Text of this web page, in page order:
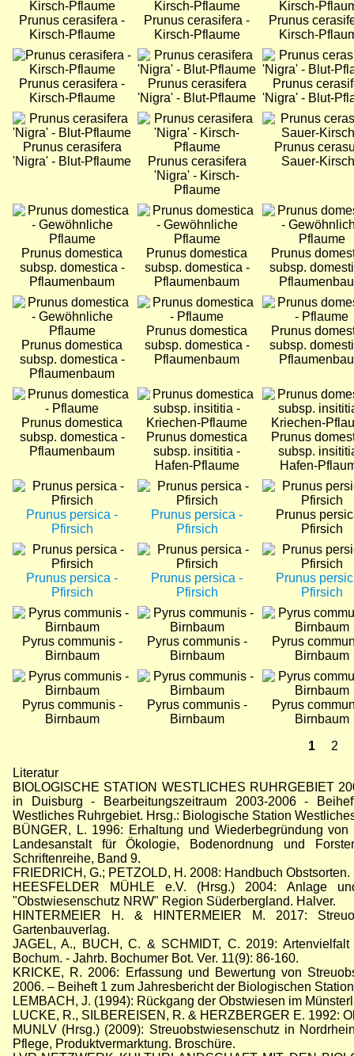
Prunus cerasifera -
Kirsch-Pflaume
Prunus cerasifera -
Kirsch-Pflaume
Prunus
Kirsch-
Bild
Prunus cerasifera -
Kirsch-Pflaume
Bild
Prunus cerasifera
'Nigra' - Blut-Pflaume
Bild
Prunus
'Nigra' - Blut-
Bild
Prunus cerasifera
'Nigra' - Blut-Pflaume
Bild
Prunus cerasifera
'Nigra' - Kirsch-
Pflaume
Bild
Prunus
Sauer-
Bild
Prunus domestica
subsp. domestica -
Pflaumenbaum
Bild
Prunus domestica
subsp. domestica -
Pflaumenbaum
Bild
Prunus
subsp.
Bild
Prunus domestica
subsp. domestica -
Pflaumenbaum
Bild
Prunus domestica
subsp. domestica -
Pflaumenbaum
Bild
Prunus
subsp.
Bild
Prunus domestica
subsp. domestica -
Pflaumenbaum
Bild
Prunus domestica
subsp. insititia -
Hafen-Pflaume
Bild
Prunus
subsp.
Hafen-
Bild
Prunus persica -
Pfirsich
Bild
Prunus persica -
Pfirsich
Bild
Prunus
Pfirsich
Bild
Prunus persica -
Pfirsich
Bild
Prunus persica -
Pfirsich
Bild
Prunus
Pfirsich
Bild
Pyrus communis -
Birnbaum
Bild
Pyrus communis -
Birnbaum
Bild
Pyrus
Birnbaum
Bild
Pyrus communis -
Birnbaum
Bild
Pyrus communis -
Birnbaum
Bild
Pyrus
Birnbaum
1
2
Literatur
BIOLOGISCHE STATION WESTLICHES RUHRGEBIET
in Duisburg - Bearbeitungszeitraum 2003-2006 -
Westliches Ruhrgebiet. Hrsg.: Biologische Station
BÜNGER, L. 1996: Erhaltung und Wiederbegründung
Landesanstalt für Ökologie, Bodenordnung und
Schriftenreihe, Band 9.
FRIEDRICH, G.; PETZOLD, H. 2008: Handbuch
HEESFELDER MÜHLE e.V. (Hrsg.) 2004: Anlage
"Obstwiesenschutz NRW" Region Süderbergland. Halver.
HINTERMEIER H. & HINTERMEIER M. 2017:
Gartenbauverlag.
JAGEL, A., BUCH, C. & SCHMIDT, C. 2019:
Bochum. - Jahrb. Bochumer Bot. Ver. 11(9): 86-160.
KRICKE, R. 2006: Erfassung und Bewertung von
2006. – Beiheft 1 zum Jahresbericht der Biologischen
LEMBACH, J. (1994): Rückgang der Obstwiesen im
LUCKE, R., SILBEREISEN, R. & HERZBERGER E. 1992:
MUNLV (Hrsg.) (2009): Streuobstwiesenschutz in
Pflege, Produktvermarktung. Broschüre.